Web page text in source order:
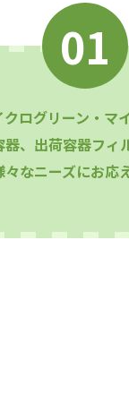
ログリーン・マ
、出荷容器フ
なニーズにお応